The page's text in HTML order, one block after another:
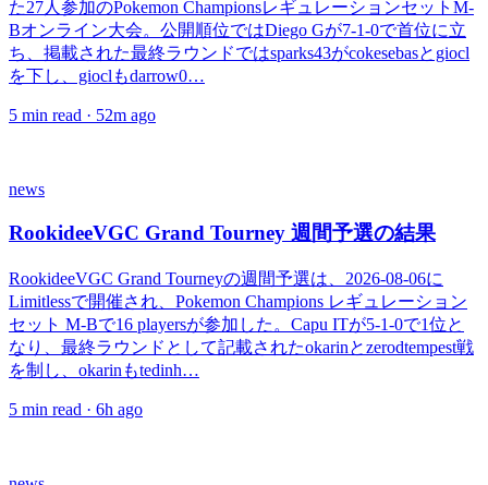
た27人参加のPokemon ChampionsレギュレーションセットM-
Bオンライン大会。公開順位ではDiego Gが7-1-0で首位に立
ち、掲載された最終ラウンドではsparks43がcokesebasとgiocl
を下し、gioclもdarrow0…
5 min read · 52m ago
news
RookideeVGC Grand Tourney 週間予選の結果
RookideeVGC Grand Tourneyの週間予選は、2026-08-06に
Limitlessで開催され、Pokemon Champions レギュレーション
セット M-Bで16 playersが参加した。Capu ITが5-1-0で1位と
なり、最終ラウンドとして記載されたokarinとzerodtempest戦
を制し、okarinもtedinh…
5 min read · 6h ago